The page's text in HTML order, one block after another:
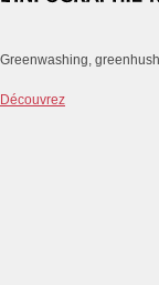
Greenwashing,
Découvrez